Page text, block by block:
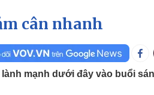
Infographic
Ô tô - Xe máy
cân nhanh
mạnh dưới đây vào buổi